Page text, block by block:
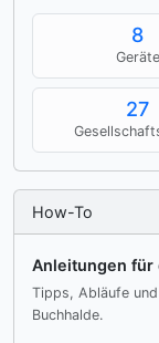
8
Geräte
27
How-To
Anleitungen für
Tipps, Abläufe
Buchhalde.